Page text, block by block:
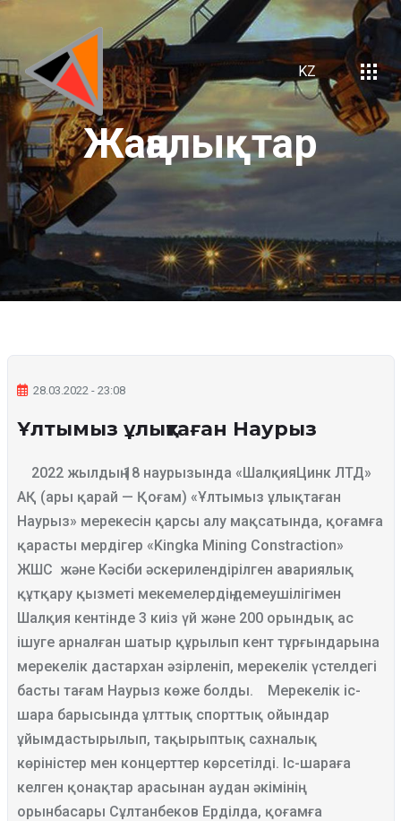
KZ
Жаңалықтар
28.03.2022 - 23:08
Ұлтымыз ұлықтаған Наурыз
2022 жылдың 18 наурызында «ШалқияЦинк ЛТД»
АҚ (ары қарай — Қоғам) «Ұлтымыз ұлықтаған
Наурыз» мерекесін қарсы алу мақсатында, қоғамға
қарасты мердігер «Kingka Mining Constraction»
ЖШС және Кәсіби әскерилендірілген авариялық
құтқару қызметі мекемелердің демеушілігімен
Шалқия кентінде 3 киіз үй және 200 орындық ас
ішуге арналған шатыр құрылып кент тұрғындарына
мерекелік дастархан әзірленіп, мерекелік үстелдегі
басты тағам Наурыз көже болды. Мерекелік іс-
шара барысында ұлттық спорттық ойындар
ұйымдастырылып, тақырыптық сахналық
көріністер мен концерттер көрсетілді. Іс-шараға
келген қонақтар арасынан аудан әкімінің
орынбасары Сұлтанбеков Ерділда, қоғамға